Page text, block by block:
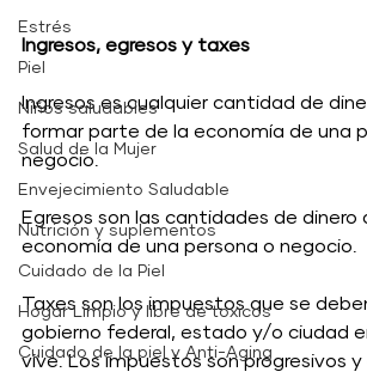
Estrés
Piel
Niños saludables
Salud de la Mujer
Envejecimiento Saludable
Nutrición y suplementos
Cuidado de la Piel
Hogar Limpio y libre de toxicos
Cuidado de la piel y Anti-Aging
Ingresos, egresos y taxes
Ingresos es cualquier cantidad de
formar parte de la economía de una
negocio.
Egresos son las cantidades de dinero
economía de una persona o negocio.
Taxes son los impuestos que se
gobierno federal, estado y/o ciudad
vive. Los impuestos son progresivos